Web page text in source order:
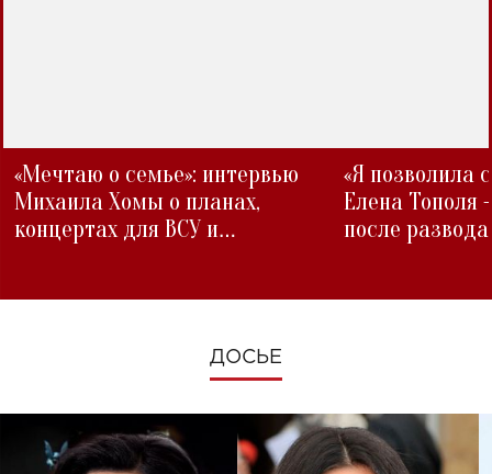
«Мечтаю о семье»: интервью
Михаила Хомы о планах,
концертах для ВСУ и
«Я позволила
Елена Тополя
после развода
ДОСЬЕ